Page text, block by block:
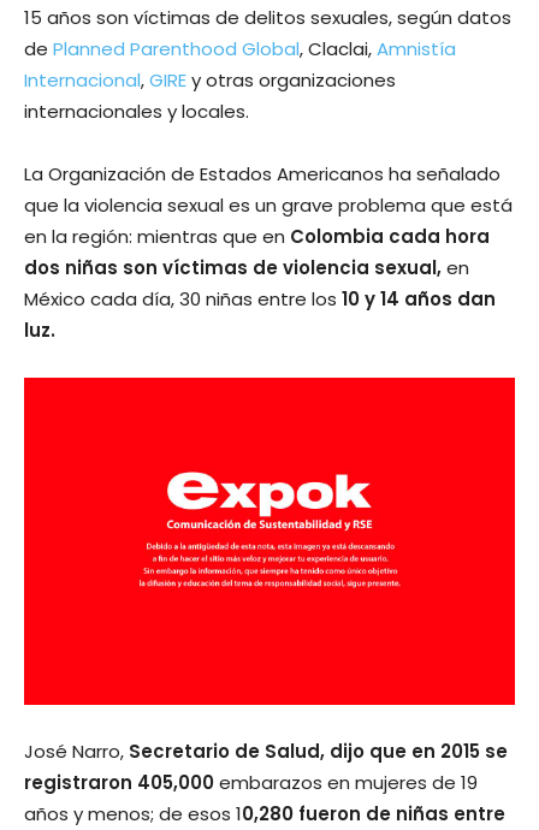
15 años son víctimas de delitos sexuales, según datos
de Planned Parenthood Global, Claclai,Amnistía
Internacional,GIREy otras organizaciones
internacionales y locales.
La Organización de Estados Americanos ha señalado
que la violencia sexual es un grave problema que está
en la región: mientras que en Colombia cada hora
dos niñas son víctimas de violencia sexual,en
México cada día, 30 niñas entre los 10 y 14 años dan
luz.
José Narro, Secretario de Salud, dijo que en 2015 se
registraron 405,000embarazos en mujeres de 19
años y menos; de esos 10,280 fueron de niñas entre